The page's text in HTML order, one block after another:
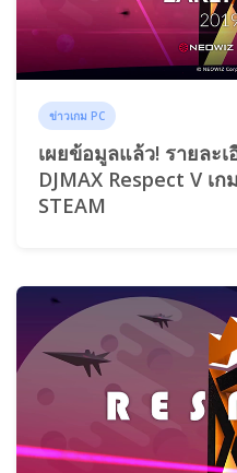
ข่าวเกม PC
เผยข้อมูลแล้ว! รายละ
DJMAX Respect V เ
STEAM